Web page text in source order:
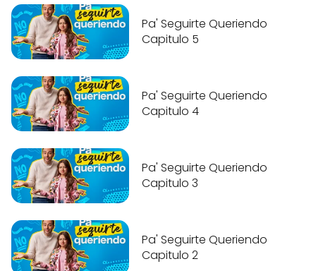
Pa' Seguirte Queriendo
Capitulo 5
Pa' Seguirte Queriendo
Capitulo 4
Pa' Seguirte Queriendo
Capitulo 3
Pa' Seguirte Queriendo
Capitulo 2